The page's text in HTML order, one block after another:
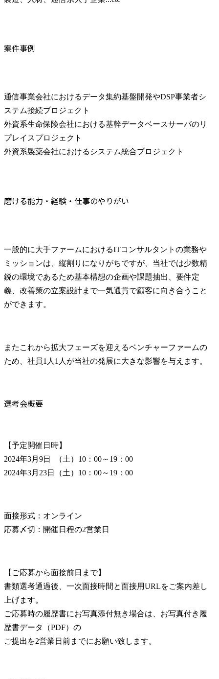
案件事例
通信事業会社におけるデータ集約基盤開発やDSP事業者シ
ステム接続プロジェクト
外資系生命保険会社における基幹データベースサーバのリ
プレイスプロジェクト
外資系製薬会社におけるシステム統合プロジェクト
磨ける能力・経験・仕事のやりがい
一般的に大手ファームにおけるITコンサルタントの業務や
ミッションは、縦割りになりがちですが、当社では少数精
鋭の環境であるため基本構想の企画や課題抽出、要件定
義、改善策の立案設計まで一気通貫で顧客に向き合うこと
ができます。
またこれから拡大フェーズを迎えるベンチャーファームの
ため、社員1人1人が当社の発展に大きな影響を与えます。
選考会概要
【予定開催日時】
2024年3月9日  （土）10：00～19：00
2024年3月23日（土）10：00～19：00
面接形式：オンライン
応募〆切：開催日程の2営業日
【ご応募から面接前日まで】
書類選考通過後、一次面接時間と面接用URLをご案内差し
上げます。
ご応募時の履歴書にお写真添付無き場合は、お写真付き履
歴書データ（PDF）の
ご提出を2営業日前までにお願い致します。